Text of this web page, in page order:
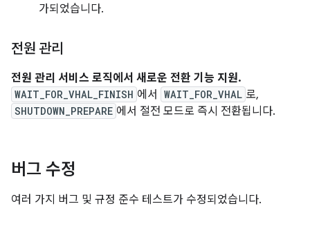
가되었습니다.
전원 관리
전원 관리 서비스 로직에서 새로운 전환 기능 지원.
WAIT_FOR_VHAL_FINISH 에서 WAIT_FOR_VHAL 로,
SHUTDOWN_PREPARE 에서 절전 모드로 즉시 전환됩니다.
버그 수정
여러 가지 버그 및 규정 준수 테스트가 수정되었습니다.